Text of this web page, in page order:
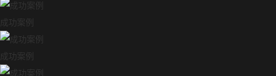
成功案例
成功案例